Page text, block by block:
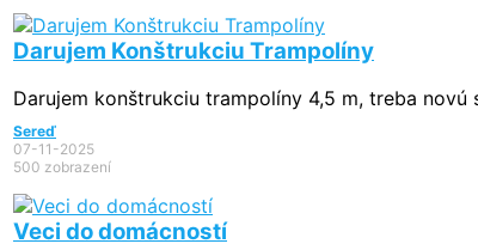
Darujem Konštrukciu Trampolíny
Darujem konštrukciu trampolíny 4,5 m, treba novú
Sereď
07-11-2025
500 zobrazení
Veci do domácností